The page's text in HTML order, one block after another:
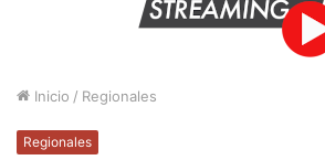
Inicio / Regionales
Regionales